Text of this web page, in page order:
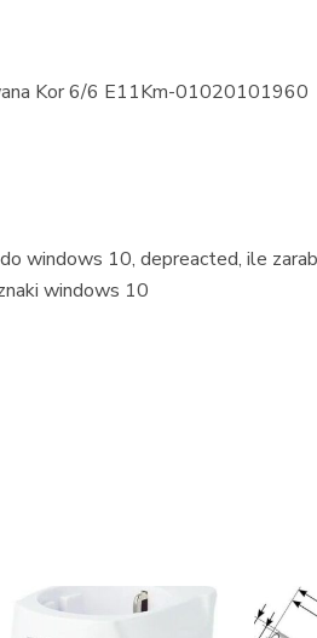
Kor 6/6 E11Km-01020101960
windows 10, depreacted, ile
windows 10